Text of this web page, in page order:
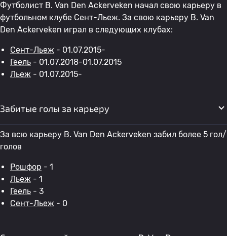
Футболист B. Van Den Ackerveken начал свою карьеру в
футбольном клубе Сент-Льеж. За свою карьеру B. Van
Den Ackerveken играл в следующих клубах:
Сент-Льеж - 01.07.2015-
Геель - 01.07.2018-01.07.2015
Льеж - 01.07.2015-
Забитые голы за карьеру
За всю карьеру B. Van Den Ackerveken забил более 5 гол/
голов
Рошфор - 1
Льеж - 1
Геель - 3
Сент-Льеж - 0